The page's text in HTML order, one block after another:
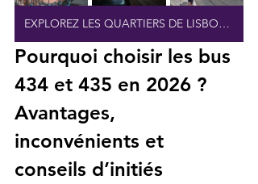
EXPLOREZ LES QUARTIERS DE LISBONNE
Pourquoi choisir les bus
434 et 435 en 2026 ?
Avantages,
inconvénients et
conseils d’initiés